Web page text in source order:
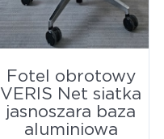
Fotel obrotowy
VERIS Net siatka
jasnoszara baza
aluminiowa